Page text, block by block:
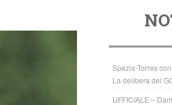
o
o
k
er
Spezia-Torres
La delibera del
UFFICIALE –